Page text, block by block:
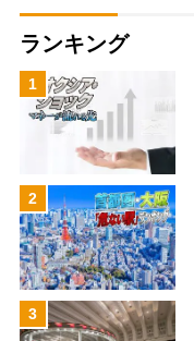
ランキング
1
2
3